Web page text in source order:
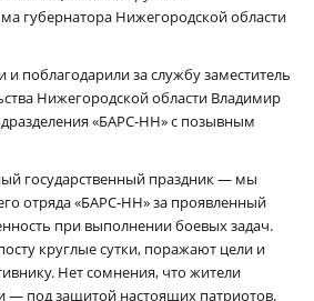
губернатора Нижегородской области
и поблагодарили за службу заместитель
Нижегородской области Владимир
«БАРС-НН» с позывным
государственный праздник — мы
отряда «БАРС-НН» за проявленный
при выполнении боевых задач.
круглые сутки, поражают цели и
Нет сомнения, что жители
— под защитой настоящих патриотов.